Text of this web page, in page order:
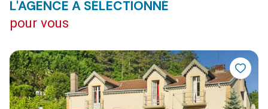
L'AGENCE A SÉLECTIONNÉ
pour vous